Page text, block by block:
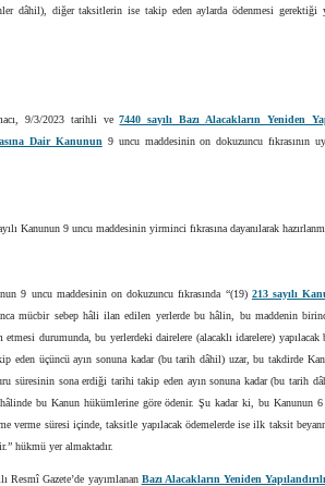
dâhil), diğer taksitlerin ise takip eden aylarda ödenmesi gerektiği
9/3/2023 tarihli ve7440 sayılı Bazı Alacakların Yeniden
Dair Kanunun 9 uncu maddesinin on dokuzuncu fıkrasının
Kanunun 9 uncu maddesinin yirminci fıkrasına dayanılarak
9 uncu maddesinin on dokuzuncu fıkrasında “(19) 213 sayılı
mücbir sebep hâli ilan edilen yerlerde bu hâlin, bu maddenin
etmesi durumunda, bu yerlerdeki dairelere (alacaklı idarelere)
eden üçüncü ayın sonuna kadar (bu tarih dâhil) uzar, bu takdirde
süresinin sona erdiği tarihi takip eden ayın sonuna kadar (bu tarih
bu Kanun hükümlerine göre ödenir. Şu kadar ki, bu Kanunun 6
verme süresi içinde, taksitle yapılacak ödemelerde ise ilk taksit
hükmü yer almaktadır.
Resmî Gazete’de yayımlanan Bazı Alacakların Yeniden